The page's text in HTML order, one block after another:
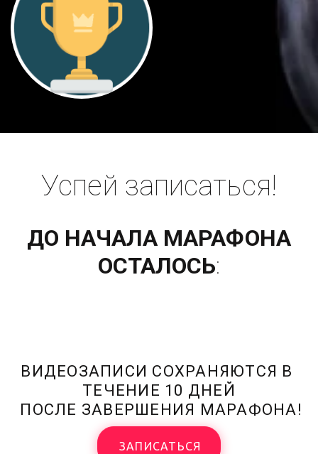
Успей записаться!
ДО НАЧАЛА МАРАФОНА
ОСТАЛОСЬ:
ВИДЕОЗАПИСИ СОХРАНЯЮТСЯ В
ТЕЧЕНИЕ 10 ДНЕЙ
ПОСЛЕ ЗАВЕРШЕНИЯ МАРАФОНА!
ЗАПИСАТЬСЯ